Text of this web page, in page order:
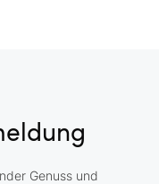
Genuss und